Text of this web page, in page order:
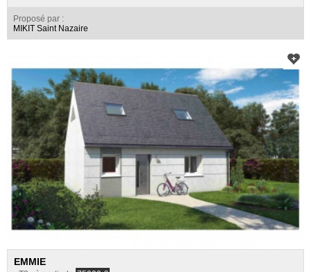
Proposé par :
MIKIT Saint Nazaire
EMMIE